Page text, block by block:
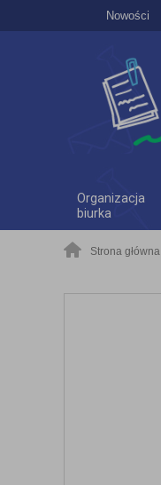
Nowości
Organizacja
biurka
Strona główna